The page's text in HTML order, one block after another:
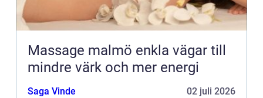
Massage malmö enkla vägar till
mindre värk och mer energi
Saga Vinde 02 juli 2026